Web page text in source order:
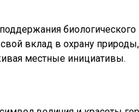
биологического
вклад в охрану
местные инициативы.